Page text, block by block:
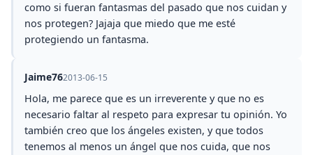
como si fueran fantasmas del pasado que nos cuidan y
nos protegen? Jajaja que miedo que me esté
protegiendo un fantasma.
Jaime762013-06-15
Hola, me parece que es un irreverente y que no es
necesario faltar al respeto para expresar tu opinión. Yo
también creo que los ángeles existen, y que todos
tenemos al menos un ángel que nos cuida, que nos